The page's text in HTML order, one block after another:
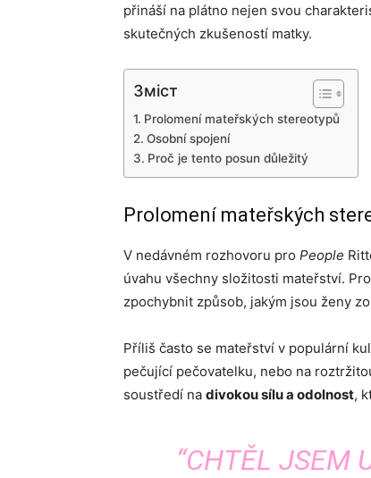
přináší na plátno nejen svou
skutečných zkušeností matky.
Зміст
Prolomení mateřských stereotypů
Osobní spojení
Proč je tento posun důležitý
Prolomení mateřských
V nedávném rozhovoru pro People
úvahu všechny složitosti mateřství.
zpochybnit způsob, jakým jsou ženy
Příliš často se mateřství v populární
pečující pečovatelku, nebo na
soustředí na divokou sílu a odolnost,
“CHTĚL JSEM